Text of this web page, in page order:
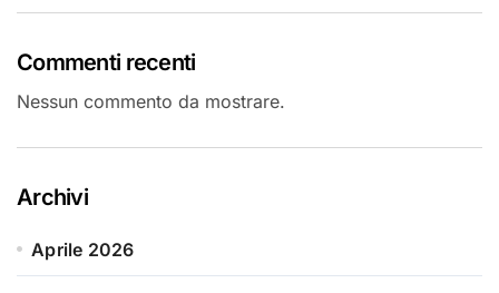
Commenti recenti
Nessun commento da mostrare.
Archivi
Aprile 2026